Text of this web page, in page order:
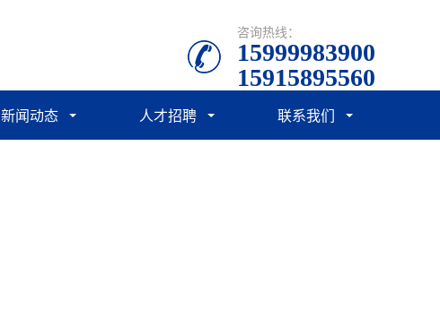
咨询热线：
15999983900
15915895560
新闻动态 人才招聘 联系我们